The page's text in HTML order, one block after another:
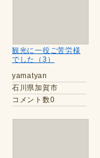
観光に一役ご苦労様
でした（3）
yamatyan
石川県加賀市
コメント数0